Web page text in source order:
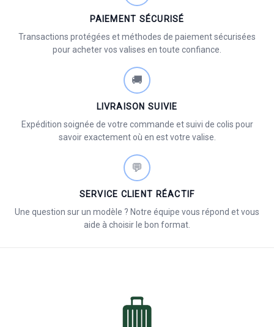
PAIEMENT SÉCURISÉ
Transactions protégées et méthodes de paiement sécurisées
pour acheter vos valises en toute confiance.
🚚
LIVRAISON SUIVIE
Expédition soignée de votre commande et suivi de colis pour
savoir exactement où en est votre valise.
💬
SERVICE CLIENT RÉACTIF
Une question sur un modèle ? Notre équipe vous répond et vous
aide à choisir le bon format.